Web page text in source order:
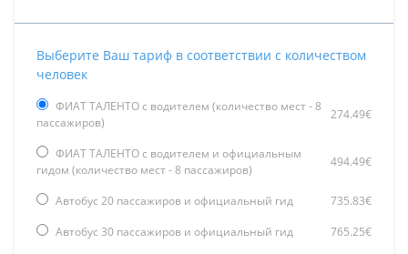
Выберите Ваш тариф в соответствии с количеством
человек
ФИАТ ТАЛЕНТО с водителем (количество мест - 8
пассажиров)
274.49€
ФИАТ ТАЛЕНТО с водителем и официальным
гидом (количество мест - 8 пассажиров)
494.49€
Автобус 20 пассажиров и официальный гид
735.83€
Автобус 30 пассажиров и официальный гид
765.25€